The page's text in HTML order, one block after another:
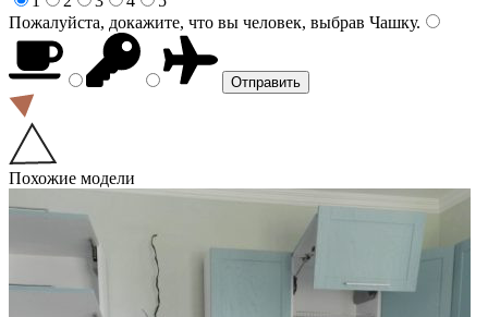
Пожалуйста, докажите, что вы человек, выбрав Чашку.
Похожие модели